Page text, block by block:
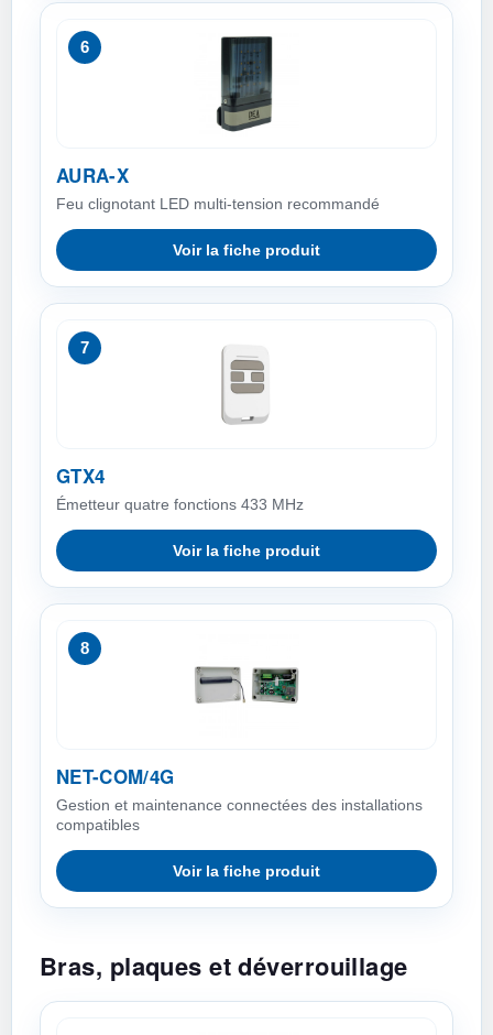
6
AURA-X
Feu clignotant LED multi-tension recommandé
Voir la fiche produit
7
GTX4
Émetteur quatre fonctions 433 MHz
Voir la fiche produit
8
NET-COM/4G
Gestion et maintenance connectées des installations
compatibles
Voir la fiche produit
Bras, plaques et déverrouillage